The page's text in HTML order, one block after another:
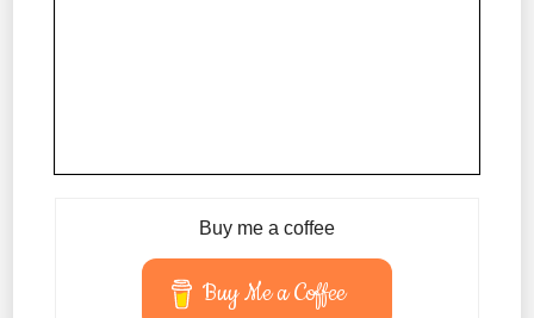
Buy me a coffee
Buy Me a Coffee